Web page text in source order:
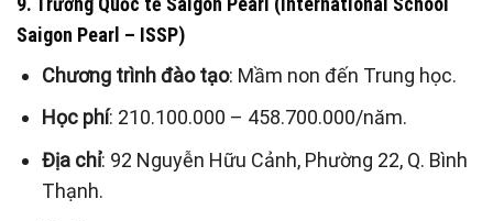
Saigon Pearl – ISSP)
Chương trình đào tạo: Mầm non đến Trung học.
Học phí: 210.100.000 – 458.700.000/năm.
Địa chỉ: 92 Nguyễn Hữu Cảnh, Phường 22, Q. Bình
Thạnh.